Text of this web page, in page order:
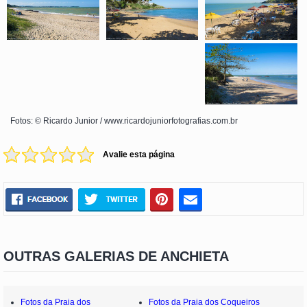
Fotos: © Ricardo Junior / www.ricardojuniorfotografias.com.br
Avalie esta página
OUTRAS GALERIAS DE ANCHIETA
Fotos da Praia dos
Fotos da Praia dos Coqueiros